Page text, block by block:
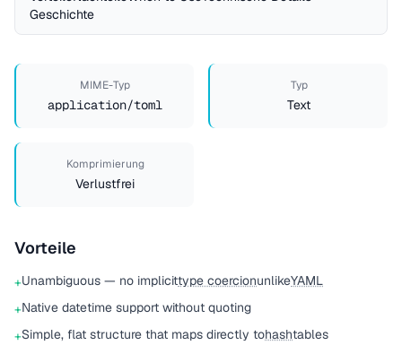
Geschichte
MIME-Typ
application/toml
Typ
Text
Komprimierung
Verlustfrei
Vorteile
+Unambiguous — no implicittype coercionunlikeYAML
+Native datetime support without quoting
+Simple, flat structure that maps directly tohashtables